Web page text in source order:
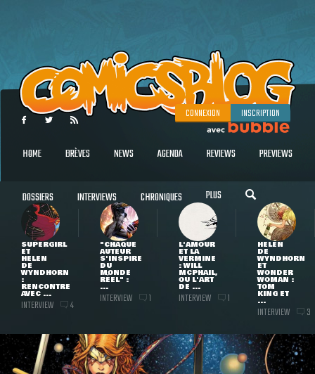
CONNEXION INSCRIPTION
HOME BRÈVES NEWS AGENDA REVIEWS PREVIEWS
DOSSIERS INTERVIEWS CHRONIQUES PLUS
SUPERGIRL
ET
HELEN
DE
WYNDHORN
:
RENCONTRE
AVEC ...
INTERVIEW 4
"CHAQUE
AUTEUR
S'INSPIRE
DU
MONDE
RÉEL" :
...
INTERVIEW 1
L'AMOUR
ET LA
VERMINE
: WILL
MCPHAIL,
OU L'ART
DE ...
INTERVIEW 1
HELEN
DE
WYNDHORN
ET
WONDER
WOMAN :
TOM
KING ET
...
INTERVIEW 3